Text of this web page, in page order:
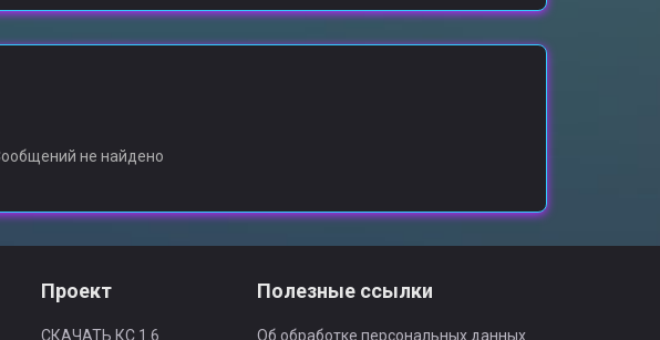
не найдено
Проект
СКАЧАТЬ КС 1.6
Полезные ссылки
Об обработке персональных данных